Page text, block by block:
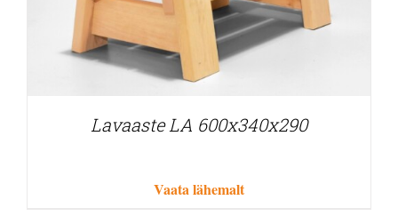
Lavaaste LA 600x340x290
Vaata lähemalt